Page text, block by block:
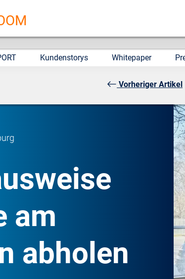
Kundenstorys Whitepaper
Vorheriger Artikel
am
abholen